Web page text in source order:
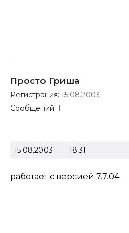
Просто Гриша
Регистрация: 15.08.2003
Сообщений: 1
15.08.2003 18:31
работает с версией 7.7.04